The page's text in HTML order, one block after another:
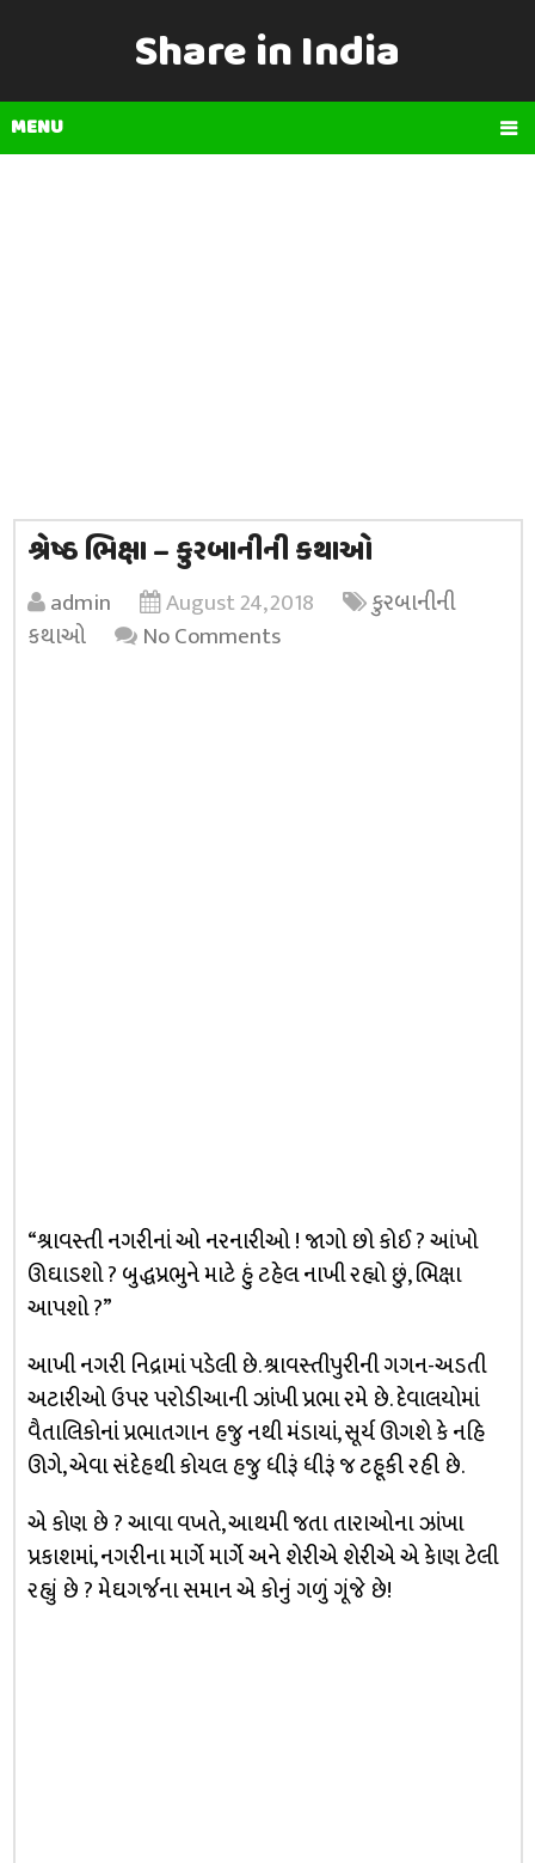
Share in India
MENU
શ્રેષ્ઠ ભિક્ષા – કુરબાનીની કથાઓ
admin August 24, 2018
કુરબાનીની
કથાઓ
No Comments
“શ્રાવસ્તી નગરીનાં ઓ નરનારીઓ ! જાગો છો કોઈ ? આંખો
ઊઘાડશો ? બુદ્ધપ્રભુને માટે હું ટહેલ નાખી રહ્યો છું, ભિક્ષા
આપશો ?”
આખી નગરી નિદ્રામાં પડેલી છે. શ્રાવસ્તીપુરીની ગગન-અડતી
અટારીઓ ઉપર પરોડીઆની ઝાંખી પ્રભા રમે છે. દેવાલયોમાં
વૈતાલિકોનાં પ્રભાતગાન હજુ નથી મંડાયાં, સૂર્ય ઊગશે કે નહિ
ઊગે, એવા સંદેહથી કોયલ હજુ ધીરૂં ધીરૂં જ ટહૂકી રહી છે.
એ કોણ છે ? આવા વખતે, આથમી જતા તારાઓના ઝાંખા
પ્રકાશમાં, નગરીના માર્ગે માર્ગે અને શેરીએ શેરીએ એ કેાણ ટેલી
રહ્યું છે ? મેઘગર્જના સમાન એ કોનું ગળું ગૂંજે છે!